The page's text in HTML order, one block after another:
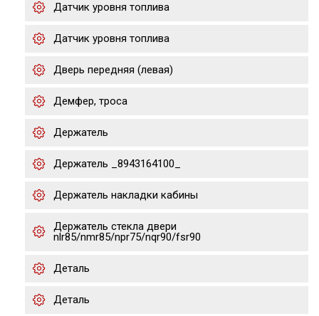
Датчик уровня топлива
Датчик уровня топлива
Дверь передняя (левая)
Демфер, троса
Держатель
Держатель _8943164100_
Держатель накладки кабины
Держатель стекла двери
nlr85/nmr85/npr75/nqr90/fsr90
Деталь
Деталь